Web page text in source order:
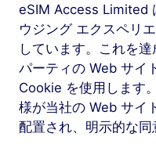
100 MB
1 日
USD 1.00
アジア（10以上
1 GB
30 日
eSIM Access Limited
ウジング エクスペリ
しています。これを
パーティの Web サイ
Cookie を使用します
様が当社の Web サイ
配置され、明示的な同